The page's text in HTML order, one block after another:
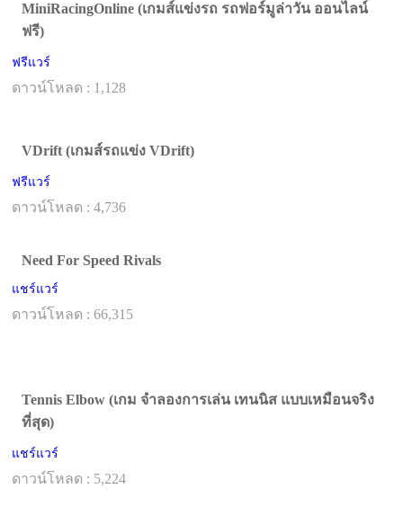
MiniRacingOnline (เกมส์แข่งรถ รถฟอร์มูล่าวัน ออนไลน์
ฟรี)
ฟรีแวร์
ดาวน์โหลด : 1,128
VDrift (เกมส์รถแข่ง VDrift)
ฟรีแวร์
ดาวน์โหลด : 4,736
Need For Speed Rivals
แชร์แวร์
ดาวน์โหลด : 66,315
Tennis Elbow (เกม จำลองการเล่น เทนนิส แบบเหมือนจริง
ที่สุด)
แชร์แวร์
ดาวน์โหลด : 5,224